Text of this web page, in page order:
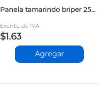
Panela tamarindo briper 250gr
Exento de IVA
$1.63
Agregar